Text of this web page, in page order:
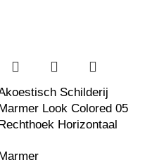
Schilderij
Marmer Look Colored 05
Rechthoek Horizontaal
Marmer